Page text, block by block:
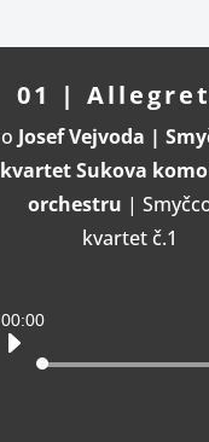
01 |
o Josef Vejvoda |
kvartet Sukova
orchestru |
kvartet č.1
00:00